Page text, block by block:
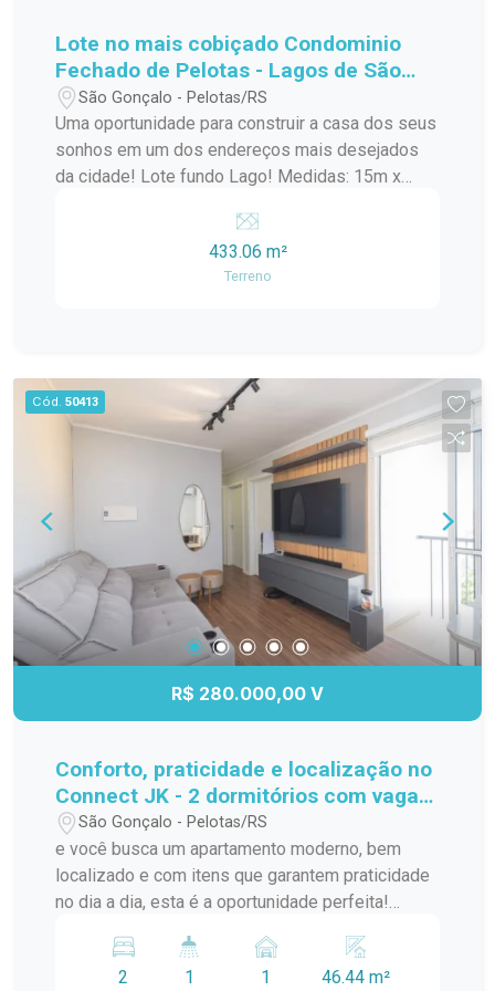
Lote no mais cobiçado Condominio
Fechado de Pelotas - Lagos de São
Gonçalo!
São Gonçalo - Pelotas/RS
Uma oportunidade para construir a casa dos seus
sonhos em um dos endereços mais desejados
da cidade! Lote fundo Lago! Medidas: 15m x
projeto residencial de alto padrão Excelente
aproveitamento do terreno Ideal para quem busca
conforto, privacidade e qualidade de vida Invista
433.06 m²
Terreno
Cód. 50413
R$ 280.000,00 V
Conforto, praticidade e localização no
Connect JK - 2 dormitórios com vaga
privativa!
São Gonçalo - Pelotas/RS
e você busca um apartamento moderno, bem
localizado e com itens que garantem praticidade
no dia a dia, esta é a oportunidade perfeita!
Connect JK, na Av. JK de Oliveira, este imóvel
oferece tudo que você precisa para morar bem e
2 1 1 46.44 m²